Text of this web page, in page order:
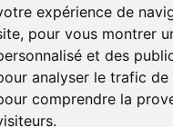
expérience de
pour vous montrer
et des
analyser le trafic
comprendre la